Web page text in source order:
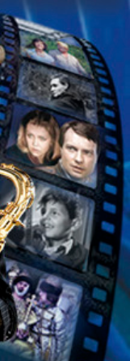
здесь, на сцене
перед глазами
взлетов и
– судьба
не слишком
жалкой. Все,
решение,
ее жизнь. Но
перемен, и
мучительное
мире лжи,
ли встреча
ее сознание и
билеты на
их можно не
но и на нашем